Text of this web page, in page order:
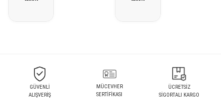
GÜVENLİ
ALIŞVERİŞ
MÜCEVHER
SERTİFİKASI
ÜCRETSİZ
SİGORTALI KARGO